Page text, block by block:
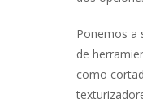
Ponemos a
de
como